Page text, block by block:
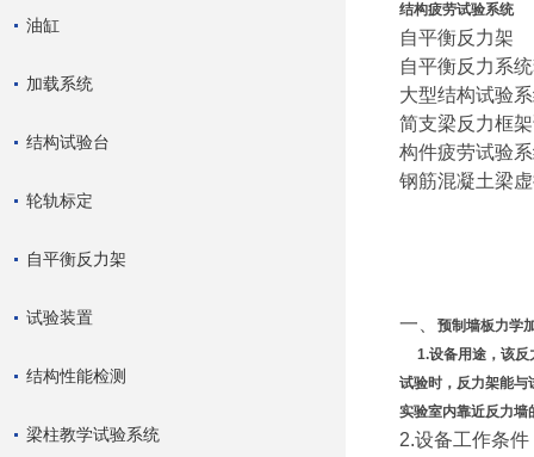
油缸
加载系统
结构试验台
轮轨标定
自平衡反力架
试验装置
结构性能检测
梁柱教学试验系统
结构疲劳试验系统
自平衡反力架
自平衡反力系
大型结构试验
简支梁反力框
构件疲劳试验
钢筋混凝土梁
一、
预制墙板力学
1.设备用途，该反
试验时，反力架能与
实验室内靠近反力墙
2.设备工作条